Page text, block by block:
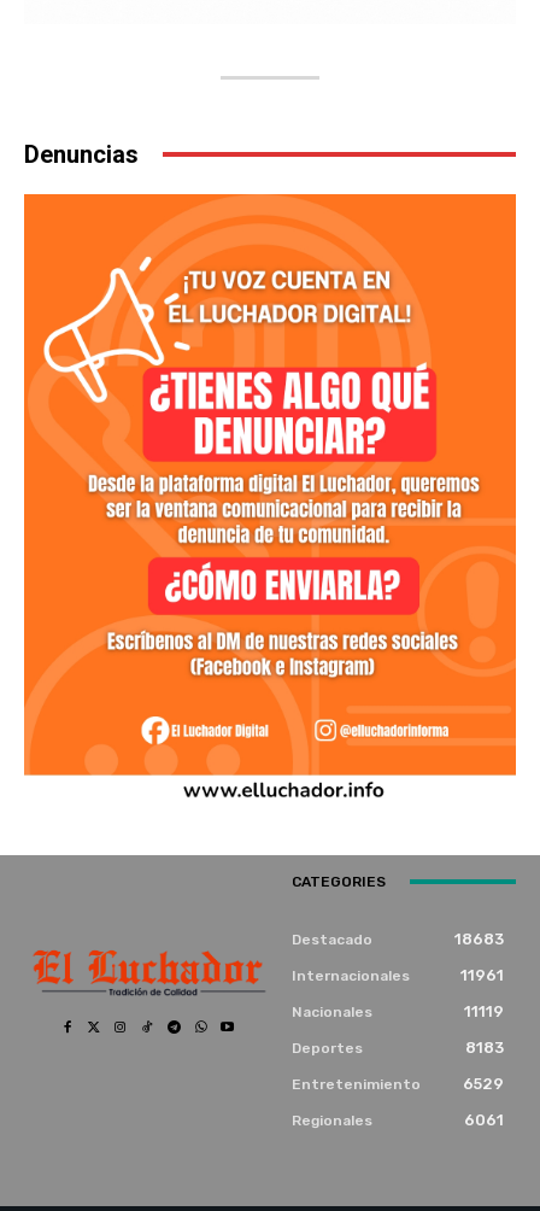
Denuncias
CATEGORIES
Destacado 18683
Internacionales 11961
Nacionales 11119
Deportes 8183
Entretenimiento 6529
Regionales 6061